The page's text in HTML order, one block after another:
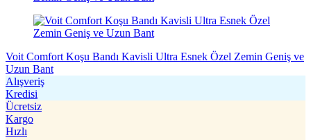
Voit Comfort Koşu Bandı Kavisli Ultra Esnek Özel Zemin Geniş ve
Uzun Bant
Alışveriş
Kredisi
Ücretsiz
Kargo
Hızlı